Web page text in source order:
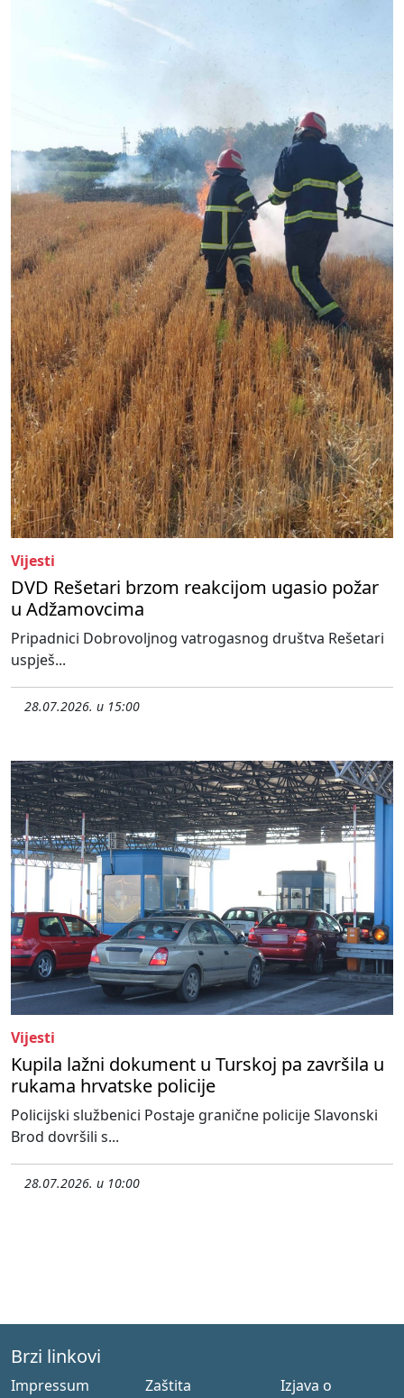
Vijesti
DVD Rešetari brzom reakcijom ugasio požar
u Adžamovcima
Pripadnici Dobrovoljnog vatrogasnog društva Rešetari
uspješ...
28.07.2026. u 15:00
Vijesti
Kupila lažni dokument u Turskoj pa završila u
rukama hrvatske policije
Policijski službenici Postaje granične policije Slavonski
Brod dovršili s...
28.07.2026. u 10:00
Brzi linkovi
Impressum
Zaštita
Izjava o